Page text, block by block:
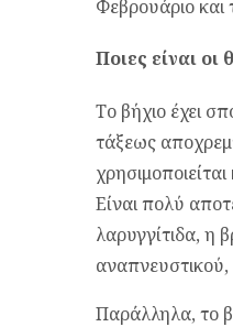
Φεβρουάριο και
Ποιες είναι οι
Το βήχιο έχει
τάξεως
Είναι πολύ
λαρυγγίτιδα, η
Παράλληλα, το